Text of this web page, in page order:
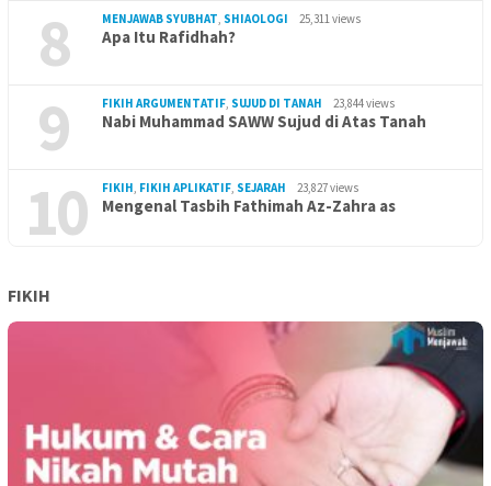
8 MENJAWAB SYUBHAT, SHIAOLOGI 25,311 views
Apa Itu Rafidhah?
9 FIKIH ARGUMENTATIF, SUJUD DI TANAH 23,844 views
Nabi Muhammad SAWW Sujud di Atas Tanah
10 FIKIH, FIKIH APLIKATIF, SEJARAH 23,827 views
Mengenal Tasbih Fathimah Az-Zahra as
FIKIH